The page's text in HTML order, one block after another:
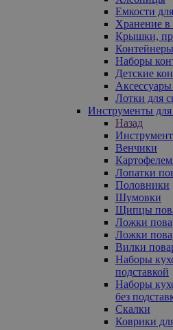
Емкости
Хранение в
Крышки,
Наборы
Детские
Лотки для
Инструменты
Назад
Венчики
Лопатки
Половники
Шумовки
Щипцы
Ложки
Ложки
Вилки
Наборы
подставкой
Наборы
без
Скалки
Коврики